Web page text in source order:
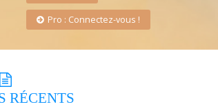
Pro : Connectez-vous !
RÉCENTS